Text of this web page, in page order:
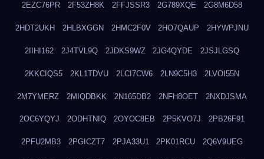
2EZC76PR 2F53ZH8K 2FFJSSR3 2G789XQE 2G8M6D58
2HDT2UKH 2HLBXGGN 2HMC2F0V 2HO7QAUP 2HYWPJNU
2IIHI162 2J4TVL9Q 2JDKS9WZ 2JG4QYDE 2JSJLGSQ
2KKCIQS5 2KL1TDVU 2LCI7CW6 2LN9C5H3 2LVOI55N
2M7YMERZ 2MIQDBKK 2N165DB2 2NFH8OET 2NXDJSMA
2OC6YQYJ 2ODHTNIQ 2OYOC8EB 2P5KVO7J 2PB26F91
2PFU2MB3 2PGICZT7 2PJA33U1 2PK01RCU 2Q6V9UEG